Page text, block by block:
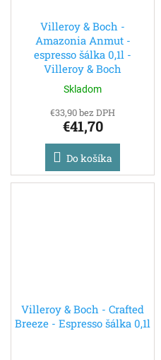
Villeroy & Boch -
Amazonia Anmut -
espresso šálka 0,1l -
Villeroy & Boch
Skladom
€33,90 bez DPH
€41,70
Do košíka
Villeroy & Boch - Crafted
Breeze - Espresso šálka 0,1l